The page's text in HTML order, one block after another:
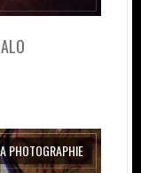
PHOTOGRAPHIE